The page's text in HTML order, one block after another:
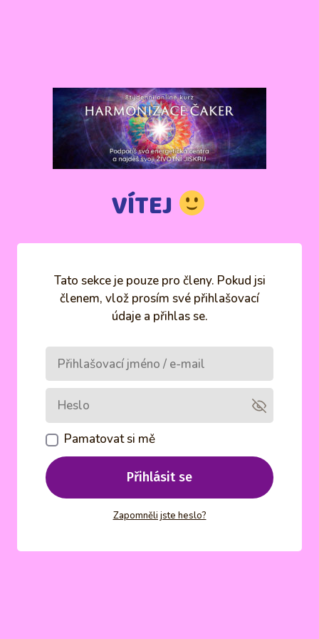
VÍTEJ
Tato sekce je pouze pro členy. Pokud jsi
členem, vlož prosím své přihlašovací
údaje a přihlas se.
Pamatovat si mě
Přihlásit se
Zapomněli jste heslo?